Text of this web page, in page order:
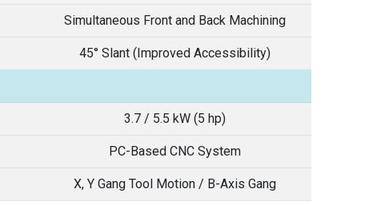
Simultaneous Front and Back Machining
45° Slant (Improved Accessibility)
3.7 / 5.5 kW (5 hp)
PC-Based CNC System
X, Y Gang Tool Motion / B-Axis Gang